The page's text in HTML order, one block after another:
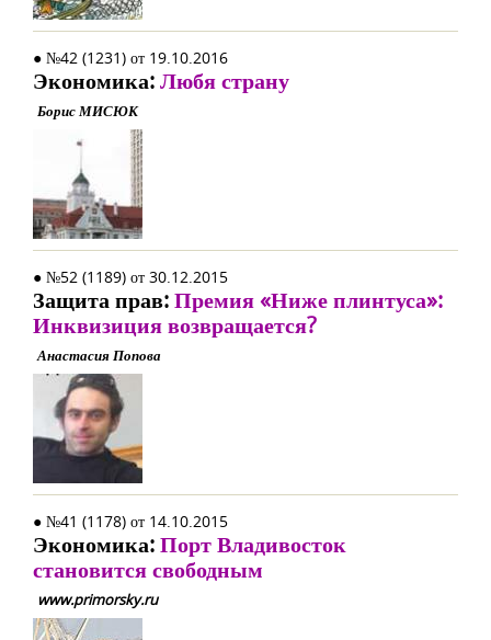
● №42 (1231) от 19.10.2016
Экономика:Любя страну
Борис МИСЮК
● №52 (1189) от 30.12.2015
Защита прав:Премия «Ниже плинтуса»:
Инквизиция возвращается?
Анастасия Попова
● №41 (1178) от 14.10.2015
Экономика:Порт Владивосток
становится свободным
www.primorsky.ru